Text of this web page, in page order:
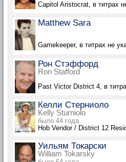
Capitol Aristocrat, в титрах
Matthew Sara
Gamekeeper, в титрах не
Рон Стэффорд
Ron Stafford
Past Victor District 4, в
Келли Стерниоло
Kelly Sturniolo
было 44 года
Hob Vendor / District 12
Уильям Токарски
William Tokarsky